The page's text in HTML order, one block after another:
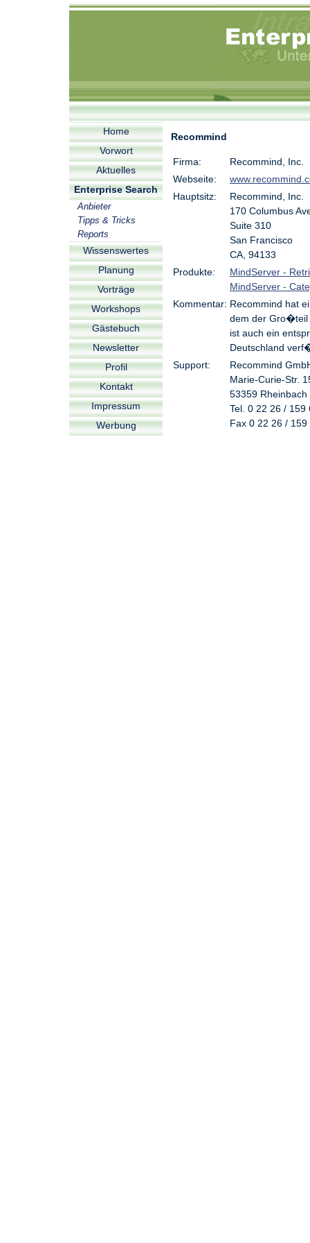
Home
Vorwort
Aktuelles
Enterprise Search
Anbieter
Tipps & Tricks
Reports
Wissenswertes
Planung
Vorträge
Workshops
Gästebuch
Newsletter
Profil
Kontakt
Impressum
Werbung
Recommind
Firma:
Recommind, Inc.
Webseite:
Hauptsitz:
Recommind, Inc.
170 Columbus
Suite 310
San Francisco
CA, 94133
Produkte:
MindServer -
MindServer -
Kommentar: Recommind hat
dem der Gro�teil
ist auch ein
Deutschland
Support:
Recommind
Marie-Curie-Str.
53359 Rheinbach
Tel. 0 22 26 / 159
Fax 0 22 26 / 159